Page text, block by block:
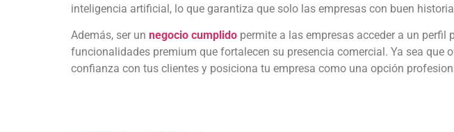
inteligencia artificial, lo que garantiza que solo las empresas con buen
Además, ser un negocio cumplido permite a las empresas acceder a un
funcionalidades premium que fortalecen su presencia comercial. Ya sea
confianza con tus clientes y posiciona tu empresa como una opción